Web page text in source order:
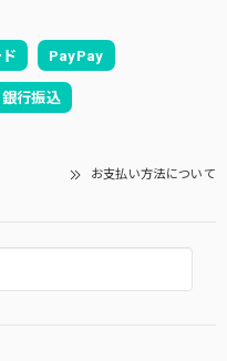
PayPay
銀行振込
お支払い方法について